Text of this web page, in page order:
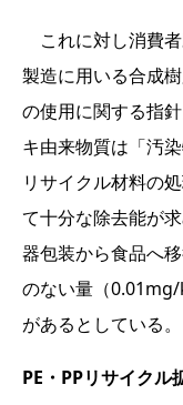
これに対し消費
製造に用いる合成
の使用に関する指
キ由来物質は「汚
リサイクル材料の
て十分な除去能が
器包装から食品へ
のない量（
があるとしている。
PE・PPリサイクル